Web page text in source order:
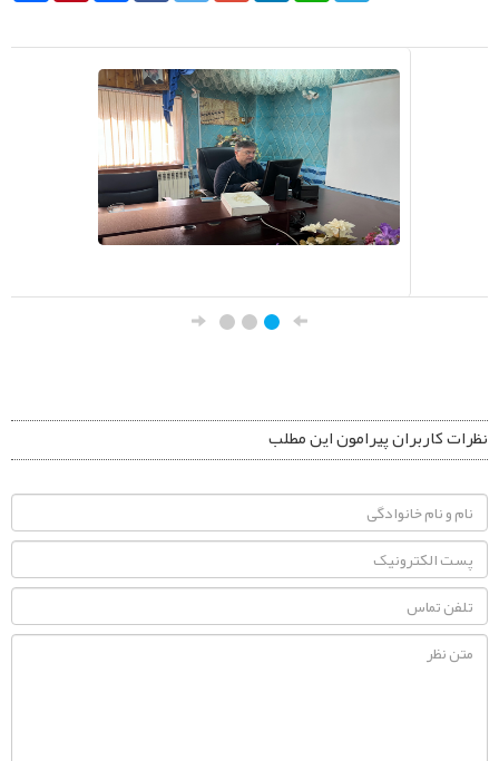
نظرات کاربران پیرامون این مطلب